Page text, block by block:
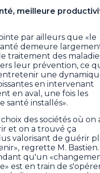
meilleure
par ailleurs que «le
demeure
traitement des
leur prévention, ce
une
en intervenant
en aval, une fois les
santé installés».
des sociétés où on
et on a trouvé ça
valorisant de guérir
regrette M. Bastien.
qu'un
est en train de